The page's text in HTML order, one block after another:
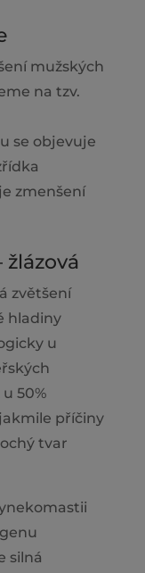
mužských
na tzv.
se objevuje
zmenšení
žlázová
zvětšení
hladiny
u
50%
příčiny
tvar
silná